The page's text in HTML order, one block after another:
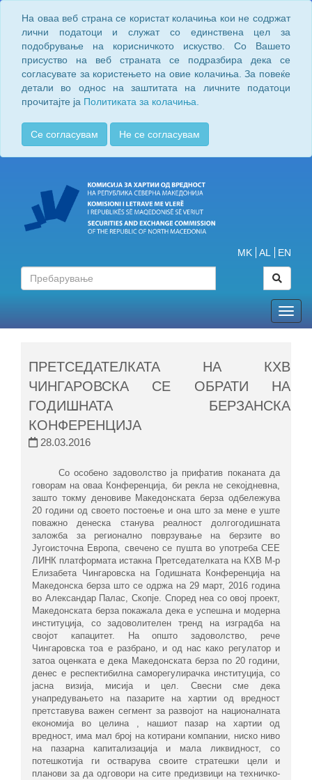
На оваа веб страна се користат колачиња кои не содржат
лични податоци и служат со единствена цел за
подобрување на корисничкото искуство. Со Вашето
присуство на веб страната се подразбира дека се
согласувате за користењето на овие колачиња. За повеќе
детали во однос на заштитата на личните податоци
прочитајте ја Политиката за колачиња.
Се согласувам Не се согласувам
MK AL EN
ПРЕТСЕДАТЕЛКАТА НА КХВ
ЧИНГАРОВСКА СЕ ОБРАТИ НА
ГОДИШНАТА БЕРЗАНСКА
КОНФЕРЕНЦИЈА
28.03.2016
​Со особено задоволство ја прифатив поканата да
говорам на оваа Конференција, би рекла не секојдневна,
зашто токму деновиве Македонската берза одбележува
20 години од своето постоење и она што за мене е уште
поважно денеска станува реалност долгогодишната
заложба за регионално поврзување на берзите во
Југоисточна Европа, свечено се пушта во употреба СЕЕ
ЛИНК платформата истакна Претседателката на КХВ М-р
Елизабета Чингаровска на Годишната Конференција на
Македонска берза што се одржа на 29 март, 2016 година
во Александар Палас, Скопје. Според неа со овој проект,
Македонската берза покажала дека е успешна и модерна
институција, со задоволителен тренд на изградба на
својот капацитет. На општо задоволство, рече
Чингаровска тоа е разбрано, и од нас како регулатор и
затоа оценката е дека Македонската берза по 20 години,
денес е респектибилна саморегулирачка институција, со
јасна визија, мисија и цел. Свесни сме дека
унапредувањето на пазарите на хартии од вредност
претставува важен сегмент за развојот на националната
економија во целина , нашиот пазар на хартии од
вредност, има мал број на котирани компании, ниско ниво
на пазарна капитализација и мала ликвидност, со
потешкотија ги остварува своите стратешки цели и
планови за да одговори на сите предизвици на техничко-